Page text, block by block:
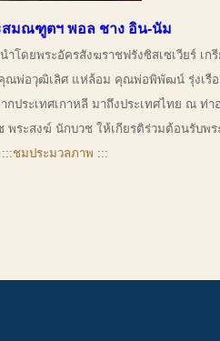
สมณฑูตฯ พอล ชาง อิน-นัม
ระอัครสังฆราชฟรังซิสเซเวียร์ เก
ณพ่อวุฒิเลิศ แห่ล้อม คุณพ่อพิพัฒน์ รุ่งเ
ระเทศเกาหลี มาถึงประเทศไทย ณ
ระสงฆ์ นักบวช ให้เกียรติร่วมต้อนรับ
:::ชมประมวลภาพ :::